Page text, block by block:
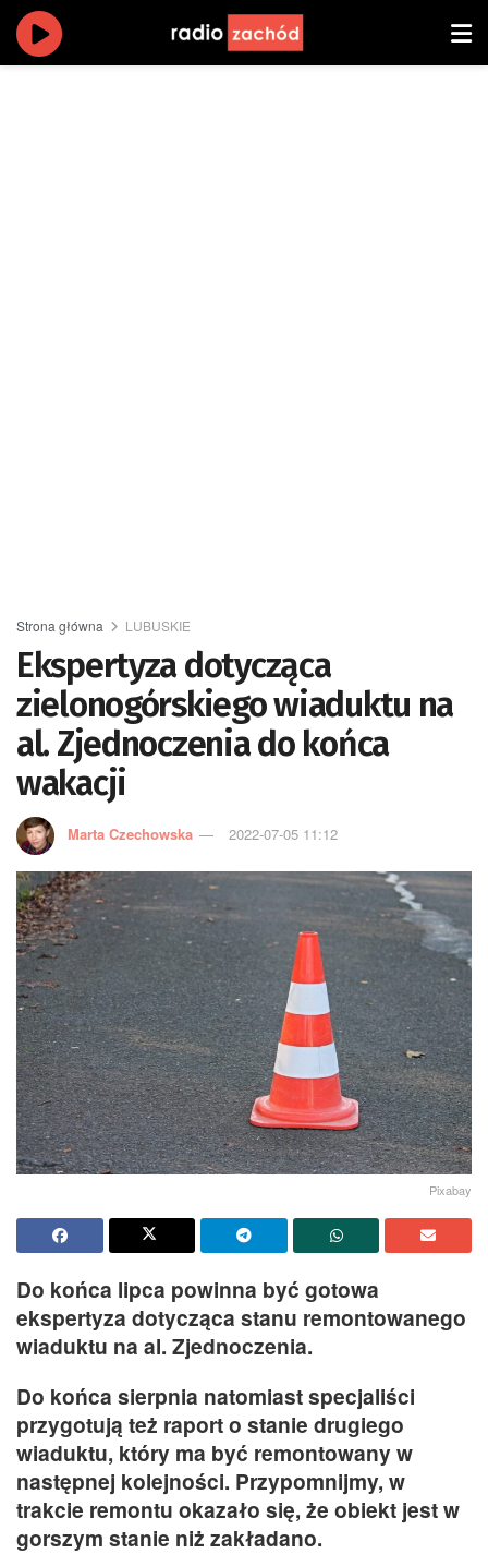
Strona główna LUBUSKIE
Ekspertyza dotycząca
zielonogórskiego wiaduktu na
al. Zjednoczenia do końca
wakacji
Marta Czechowska 2022-07-05 11:12
Pixabay
Do końca lipca powinna być gotowa
ekspertyza dotycząca stanu remontowanego
wiaduktu na al. Zjednoczenia.
Do końca sierpnia natomiast specjaliści
przygotują też raport o stanie drugiego
wiaduktu, który ma być remontowany w
następnej kolejności. Przypomnijmy, w
trakcie remontu okazało się, że obiekt jest w
gorszym stanie niż zakładano.